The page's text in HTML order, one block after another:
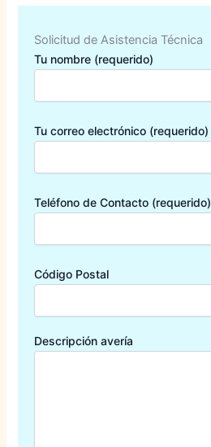
Solicitud de Asistencia Técnica
Tu nombre (requerido)
Tu correo electrónico (requerido)
Teléfono de Contacto (requerido)
Código Postal
Descripción avería